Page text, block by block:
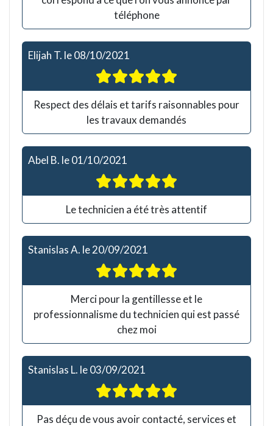
téléphone
Elijah T. le08/10/2021
Respect des délais et tarifs raisonnables pour
les travaux demandés
Abel B. le01/10/2021
Le technicien a été très attentif
Stanislas A. le20/09/2021
Merci pour la gentillesse et le
professionnalisme du technicien qui est passé
chez moi
Stanislas L. le03/09/2021
Pas déçu de vous avoir contacté, services et